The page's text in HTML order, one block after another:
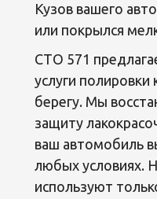
Кузов вашего
или покрылся
СТО 571
услуги полировки
берегу. Мы
защиту
ваш автомобиль
любых условиях.
используют